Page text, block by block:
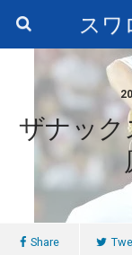
スワ
ザナック
Share